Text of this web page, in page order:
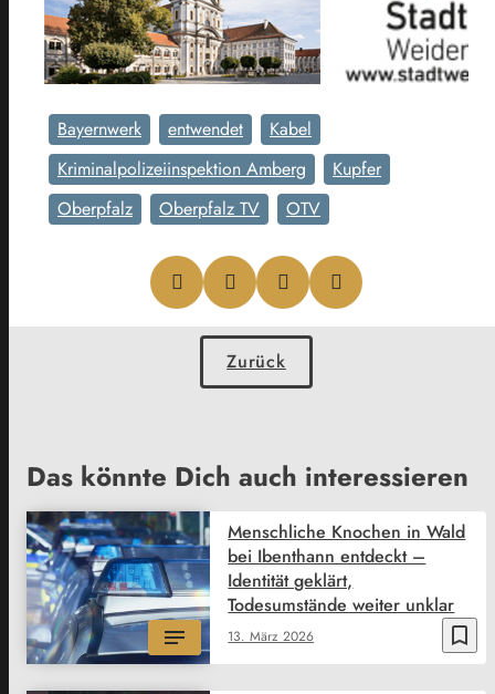
Bayernwerk entwendet
Kabel
Kriminalpolizeiinspektion Amberg
Kupfer
Oberpfalz
Oberpfalz TV OTV
Zurück
Das könnte Dich auch interessieren
bookmark_border
13. März 2026
Menschliche Knochen in Wald
bei Ibenthann entdeckt –
Identität geklärt,
Todesumstände weiter unklar